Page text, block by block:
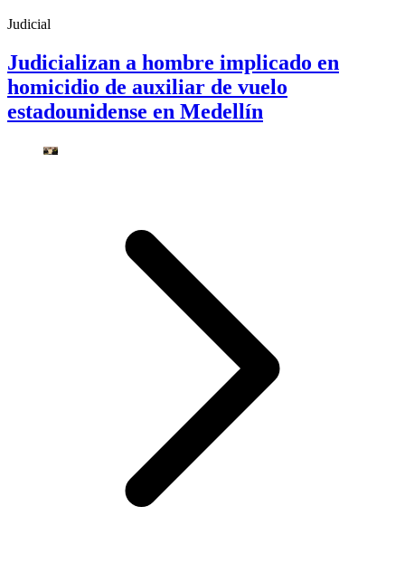
Judicial
Judicializan a hombre implicado en
homicidio de auxiliar de vuelo
estadounidense en Medellín